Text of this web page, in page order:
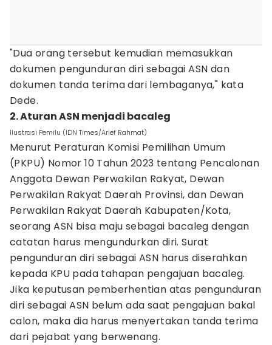
"Dua orang tersebut kemudian memasukkan
dokumen pengunduran diri sebagai ASN dan
dokumen tanda terima dari lembaganya," kata
Dede.
2. Aturan ASN menjadi bacaleg
Ilustrasi Pemilu (IDN Times/Arief Rahmat)
Menurut Peraturan Komisi Pemilihan Umum
(PKPU) Nomor 10 Tahun 2023 tentang Pencalonan
Anggota Dewan Perwakilan Rakyat, Dewan
Perwakilan Rakyat Daerah Provinsi, dan Dewan
Perwakilan Rakyat Daerah Kabupaten/Kota,
seorang ASN bisa maju sebagai bacaleg dengan
catatan harus mengundurkan diri. Surat
pengunduran diri sebagai ASN harus diserahkan
kepada KPU pada tahapan pengajuan bacaleg.
Jika keputusan pemberhentian atas pengunduran
diri sebagai ASN belum ada saat pengajuan bakal
calon, maka dia harus menyertakan tanda terima
dari pejabat yang berwenang.